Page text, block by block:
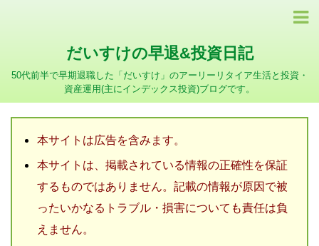
だいすけの早退&投資日記
50代前半で早期退職した「だいすけ」のアーリーリタイア生活と投資・
資産運用(主にインデックス投資)ブログです。
本サイトは広告を含みます。
本サイトは、掲載されている情報の正確性を保証
するものではありません。記載の情報が原因で被
ったいかなるトラブル・損害についても責任は負
えません。